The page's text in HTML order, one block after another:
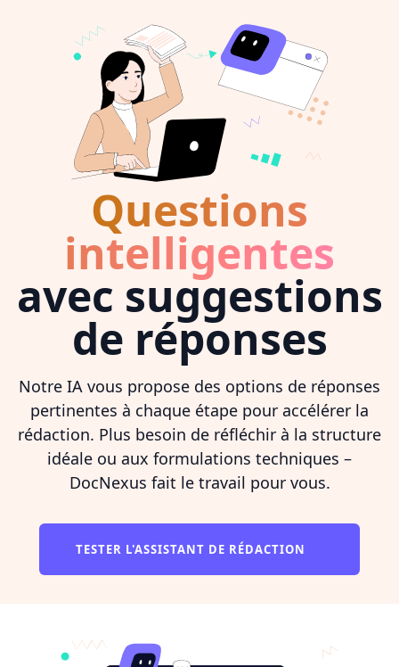
Questions
intelligentes
avec suggestions
de réponses
Notre IA vous propose des options de réponses
pertinentes à chaque étape pour accélérer la
rédaction. Plus besoin de réfléchir à la structure
idéale ou aux formulations techniques –
DocNexus fait le travail pour vous.
TESTER L'ASSISTANT DE RÉDACTION